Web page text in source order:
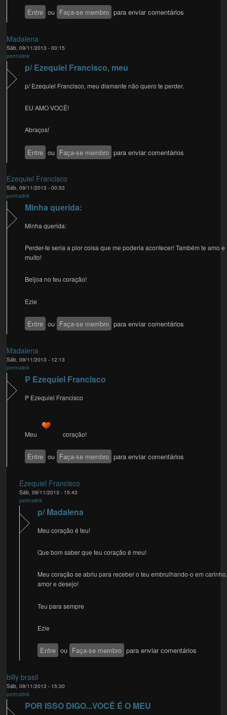
Entre ou Faça-se membro para enviar comentários
Madalena
Sáb, 09/11/2013 - 00:15
permalink
p/ Ezequiel Francisco, meu
p/ Ezequiel Francisco, meu diamante não quero te perder.
EU AMO VOCÊ!
Abraços!
Entre ou Faça-se membro para enviar comentários
Ezequiel Francisco
Sáb, 09/11/2013 - 00:53
permalink
Minha querida:
Minha querida:
Perder-te seria a pior coisa que me poderia acontecer! Também te amo e
muito!
Beijoa no teu coração!
Ezie
Entre ou Faça-se membro para enviar comentários
Madalena
Sáb, 09/11/2013 - 12:13
permalink
P Ezequiel Francisco
P Ezequiel Francisco
Meu coração!
Entre ou Faça-se membro para enviar comentários
Ezequiel Francisco
Sáb, 09/11/2013 - 15:43
permalink
p/ Madalena
Meu coração é teu!
Que bom saber que teu coração é meu!
Meu coração se abriu para receber o teu embrulhando-o em
amor e desejo!
Teu para sempre
Ezie
Entre ou Faça-se membro para enviar comentários
billy brasil
Sáb, 09/11/2013 - 15:30
permalink
POR ISSO DIGO...VOCÊ É O MEU